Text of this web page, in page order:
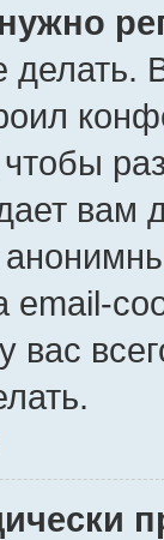
чтобы
вам
вас